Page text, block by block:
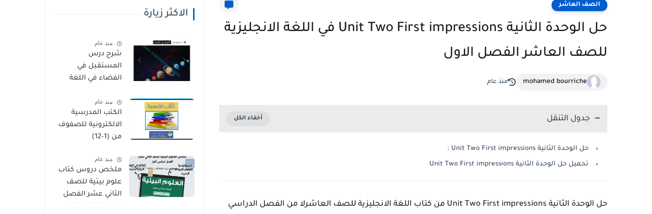
الصف العاشر
حل الوحدة الثانية Unit Two First impressions في اللغة الانجليزية
للصف العاشر الفصل الاول
mohamed bourriche منذ عام
جدول التنقل
حل الوحدة الثانية Unit Two First impressions :
تحميل حل الوحدة الثانية Unit Two First impressions
حل الوحدة الثانية Unit Two First impressions من كتاب اللغة الانجليزية للصف العاشرلا من الفصل الدراسي
الاكثر زيارة
منذ عام
شرح درس
المستقبل في
الفضاء في اللغة
الخامس الفصل
الثاني
منذ عام
الكتب المدرسية
الالكترونية للصفوف
من (1-12)
منذ عام
ملخص دروس كتاب
علوم بيئية للصف
الثاني عشر الفصل